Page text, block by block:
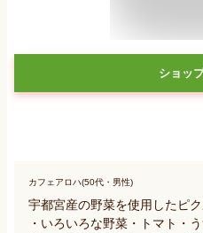
ショッ
カフェアロハ(50代・男性)
宇都宮産の野菜を使用したピ
・いろいろな野菜・トマト・